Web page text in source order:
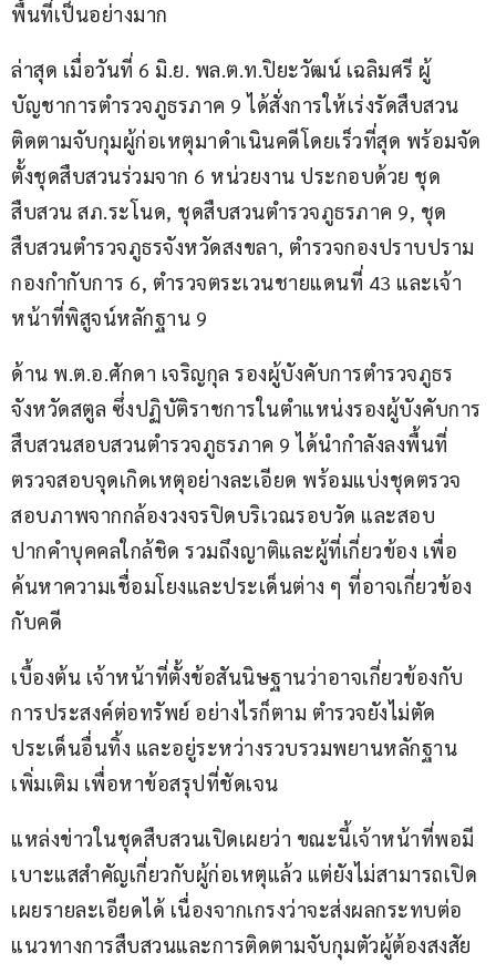
พื้นที่เป็นอย่างมาก
ล่าสุด เมื่อวันที่ 6 มิ.ย. พล.ต.ท.ปิยะวัฒน์ เฉลิมศรี ผู้
บัญชาการตำรวจภูธรภาค 9 ได้สั่งการให้เร่งรัดสืบสวน
ติดตามจับกุมผู้ก่อเหตุมาดำเนินคดีโดยเร็วที่สุด พร้อมจัด
ตั้งชุดสืบสวนร่วมจาก 6 หน่วยงาน ประกอบด้วย ชุด
สืบสวน สภ.ระโนด, ชุดสืบสวนตำรวจภูธรภาค 9, ชุด
สืบสวนตำรวจภูธรจังหวัดสงขลา, ตำรวจกองปราบปราม
กองกำกับการ 6, ตำรวจตระเวนชายแดนที่ 43 และเจ้า
หน้าที่พิสูจน์หลักฐาน 9
ด้าน พ.ต.อ.ศักดา เจริญกุล รองผู้บังคับการตำรวจภูธร
จังหวัดสตูล ซึ่งปฏิบัติราชการในตำแหน่งรองผู้บังคับการ
สืบสวนสอบสวนตำรวจภูธรภาค 9 ได้นำกำลังลงพื้นที่
ตรวจสอบจุดเกิดเหตุอย่างละเอียด พร้อมแบ่งชุดตรวจ
สอบภาพจากกล้องวงจรปิดบริเวณรอบวัด และสอบ
ปากคำบุคคลใกล้ชิด รวมถึงญาติและผู้ที่เกี่ยวข้อง เพื่อ
ค้นหาความเชื่อมโยงและประเด็นต่าง ๆ ที่อาจเกี่ยวข้อง
กับคดี
เบื้องต้น เจ้าหน้าที่ตั้งข้อสันนิษฐานว่าอาจเกี่ยวข้องกับ
การประสงค์ต่อทรัพย์ อย่างไรก็ตาม ตำรวจยังไม่ตัด
ประเด็นอื่นทิ้ง และอยู่ระหว่างรวบรวมพยานหลักฐาน
เพิ่มเติม เพื่อหาข้อสรุปที่ชัดเจน
แหล่งข่าวในชุดสืบสวนเปิดเผยว่า ขณะนี้เจ้าหน้าที่พอมี
เบาะแสสำคัญเกี่ยวกับผู้ก่อเหตุแล้ว แต่ยังไม่สามารถเปิด
เผยรายละเอียดได้ เนื่องจากเกรงว่าจะส่งผลกระทบต่อ
แนวทางการสืบสวนและการติดตามจับกุมตัวผู้ต้องสงสัย